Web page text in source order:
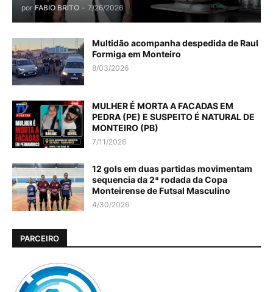
por FABIO BRITO - 7/26/2026
Multidão acompanha despedida de Raul
Formiga em Monteiro
8/03/2026
MULHER É MORTA A FACADAS EM
PEDRA (PE) E SUSPEITO É NATURAL DE
MONTEIRO (PB)
7/11/2026
12 gols em duas partidas movimentam
sequencia da 2ª rodada da Copa
Monteirense de Futsal Masculino
4/30/2026
PARCEIRO